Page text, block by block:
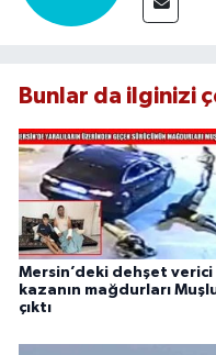
Bunlar da ilginizi
Mersin’deki dehşet verici
kazanın mağdurları
çıktı